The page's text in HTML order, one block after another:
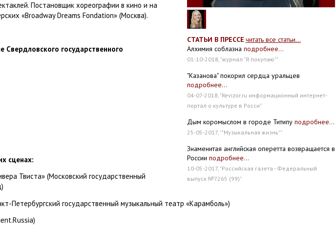
СТАТЬИ В ПРЕССЕ читать все статьи...
Алхимия соблазна подробнее...
01-10-2018, "журнал "Я покупаю""
"Казанова" покорил сердца уральцев
подробнее...
04-07-2018, "Revizor.ru информационный интернет-
портал о культуре в Росси"
Дым коромыслом в городе Титипу подробнее...
25-05-2017, ""Музыкальная жизнь""
Знаменитая английская оперетта возвращается в
России подробнее...
10-05-2017, "Российская газета - Федеральный
выпуск №7265 (99)"
Постановщик хореографии в кино и на
«Broadway Dreams Fondation» (Москва).
государственного
сценах:
Твиста» (Московский государственный
Петербургский государственный музыкальный театр «Карамболь»)